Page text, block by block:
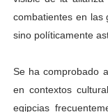
combatientes en las
sino políticamente
Se ha comprobado
en contextos
egipcias